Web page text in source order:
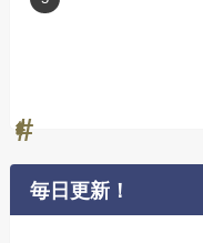
毎日更新！